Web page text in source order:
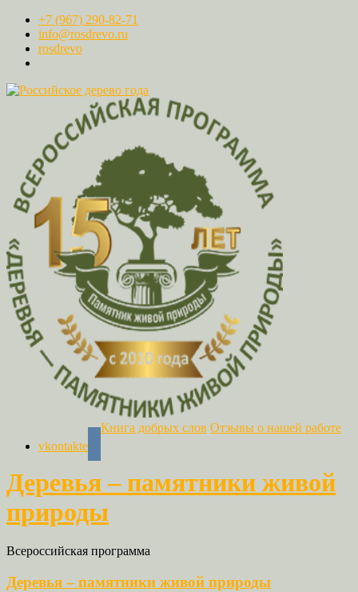
+7 (967) 290-82-71
info@rosdrevo.ru
rosdrevo
vkontakte
Книга добрых слов Отзывы о нашей работе
Деревья – памятники живой
природы
Всероссийская программа
Деревья – памятники живой природы